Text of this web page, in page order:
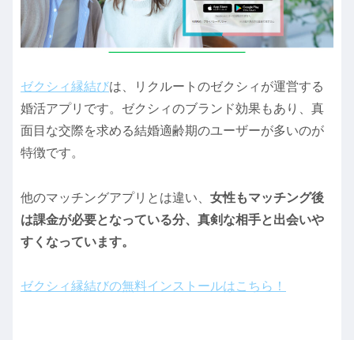
ゼクシィ縁結びは、リクルートのゼクシィが運営する
婚活アプリです。ゼクシィのブランド効果もあり、真
面目な交際を求める結婚適齢期のユーザーが多いのが
特徴です。
他のマッチングアプリとは違い、 女性もマッチング後
は課金が必要となっている分、真剣な相手と出会いや
すくなっています。
ゼクシィ縁結びの無料インストールはこちら！